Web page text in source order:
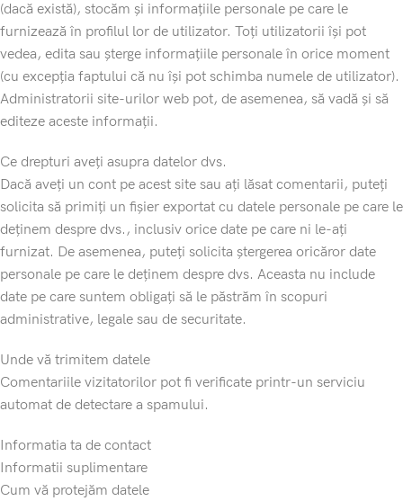
(dacă există), stocăm și informațiile personale pe care le
furnizează în profilul lor de utilizator. Toți utilizatorii își pot
vedea, edita sau șterge informațiile personale în orice moment
(cu excepția faptului că nu își pot schimba numele de utilizator).
Administratorii site-urilor web pot, de asemenea, să vadă și să
editeze aceste informații.
Ce drepturi aveți asupra datelor dvs.
Dacă aveți un cont pe acest site sau ați lăsat comentarii, puteți
solicita să primiți un fișier exportat cu datele personale pe care le
deținem despre dvs., inclusiv orice date pe care ni le-ați
furnizat. De asemenea, puteți solicita ștergerea oricăror date
personale pe care le deținem despre dvs. Aceasta nu include
date pe care suntem obligați să le păstrăm în scopuri
administrative, legale sau de securitate.
Unde vă trimitem datele
Comentariile vizitatorilor pot fi verificate printr-un serviciu
automat de detectare a spamului.
Informatia ta de contact
Informatii suplimentare
Cum vă protejăm datele